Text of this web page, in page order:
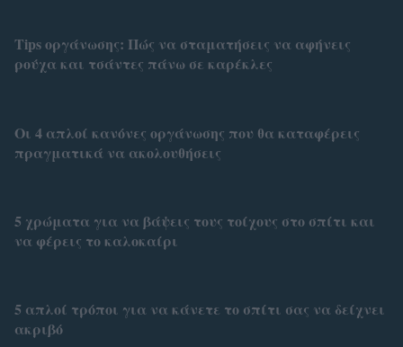
Τips οργάνωσης: Πώς να σταματήσεις να αφήνεις
ρούχα και τσάντες πάνω σε καρέκλες
Οι 4 απλοί κανόνες οργάνωσης που θα καταφέρεις
πραγματικά να ακολουθήσεις
5 χρώματα για να βάψεις τους τοίχους στο σπίτι και
να φέρεις το καλοκαίρι
5 απλοί τρόποι για να κάνετε το σπίτι σας να δείχνει
ακριβό